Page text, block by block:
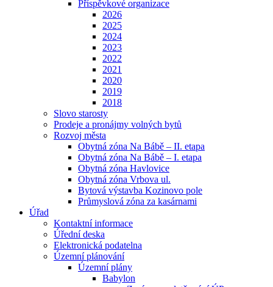
Příspěvkové organizace
2026
2025
2024
2023
2022
2021
2020
2019
2018
Slovo starosty
Prodeje a pronájmy volných bytů
Rozvoj města
Obytná zóna Na Bábě – II. etapa
Obytná zóna Na Bábě – I. etapa
Obytná zóna Havlovice
Obytná zóna Vrbova ul.
Bytová výstavba Kozinovo pole
Průmyslová zóna za kasárnami
Úřad
Kontaktní informace
Úřední deska
Elektronická podatelna
Územní plánování
Územní plány
Babylon